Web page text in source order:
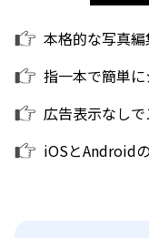
本格的な写真
指一本で簡単
広告表示なし
iOSとAndroid